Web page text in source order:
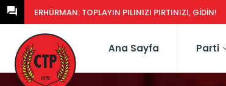
ERHÜRMAN: GÜNEY’DEKI YASA EŞDEĞERCIDEN
Ana Sayfa Parti